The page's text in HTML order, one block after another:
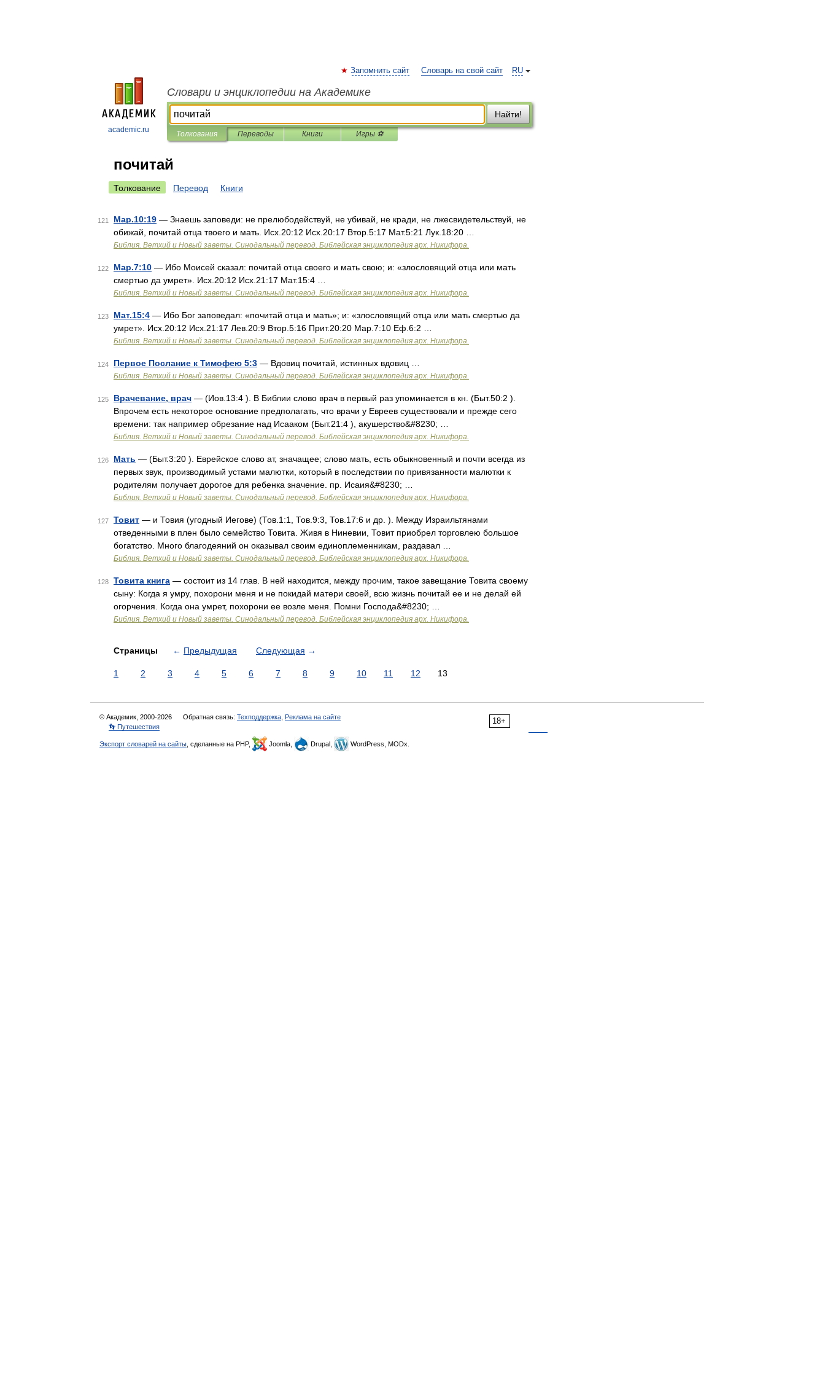
academic.ru
RU
Запомнить сайт Словарь на свой сайт
Словари и энциклопедии на Академике
Найти!
Толкования Переводы Книги Игры ⚽
почитай
Толкование Перевод Книги
121 Мар.10:19 — Знаешь заповеди: не прелюбодействуй, не убивай, не кради, не лжесвидетельствуй, не
обижай, почитай отца твоего и мать. Исх.20:12 Исх.20:17 Втор.5:17 Мат.5:21 Лук.18:20 …
Библия. Ветхий и Новый заветы. Синодальный перевод. Библейская энциклопедия арх. Никифора.
122 Мар.7:10 — Ибо Моисей сказал: почитай отца своего и мать свою; и: «злословящий отца или мать
смертью да умрет». Исх.20:12 Исх.21:17 Мат.15:4 …
Библия. Ветхий и Новый заветы. Синодальный перевод. Библейская энциклопедия арх. Никифора.
123 Мат.15:4 — Ибо Бог заповедал: «почитай отца и мать»; и: «злословящий отца или мать смертью да
умрет». Исх.20:12 Исх.21:17 Лев.20:9 Втор.5:16 Прит.20:20 Мар.7:10 Еф.6:2 …
Библия. Ветхий и Новый заветы. Синодальный перевод. Библейская энциклопедия арх. Никифора.
124 Первое Послание к Тимофею 5:3 — Вдовиц почитай, истинных вдовиц …
Библия. Ветхий и Новый заветы. Синодальный перевод. Библейская энциклопедия арх. Никифора.
125 Врачевание, врач — (Иов.13:4 ). В Библии слово врач в первый раз упоминается в кн. (Быт.50:2 ).
Впрочем есть некоторое основание предполагать, что врачи у Евреев существовали и прежде сего
времени: так например обрезание над Исааком (Быт.21:4 ), акушерство&#8230; …
Библия. Ветхий и Новый заветы. Синодальный перевод. Библейская энциклопедия арх. Никифора.
126 Мать — (Быт.3:20 ). Еврейское слово ат, значащее; слово мать, есть обыкновенный и почти всегда из
первых звук, производимый устами малютки, который в последствии по привязанности малютки к
родителям получает дорогое для ребенка значение. пр. Исаия&#8230; …
Библия. Ветхий и Новый заветы. Синодальный перевод. Библейская энциклопедия арх. Никифора.
127 Товит — и Товия (угодный Иегове) (Тов.1:1, Тов.9:3, Тов.17:6 и др. ). Между Израильтянами
отведенными в плен было семейство Товита. Живя в Ниневии, Товит приобрел торговлею большое
богатство. Много благодеяний он оказывал своим единоплеменникам, раздавал …
Библия. Ветхий и Новый заветы. Синодальный перевод. Библейская энциклопедия арх. Никифора.
128 Товита книга — состоит из 14 глав. В ней находится, между прочим, такое завещание Товита своему
сыну: Когда я умру, похорони меня и не покидай матери своей, всю жизнь почитай ее и не делай ей
огорчения. Когда она умрет, похорони ее возле меня. Помни Господа&#8230; …
Библия. Ветхий и Новый заветы. Синодальный перевод. Библейская энциклопедия арх. Никифора.
Страницы ← Предыдущая Следующая →
1 2 3 4 5 6 7 8 9 10 11 12 13
18+
© Академик, 2000-2026 Обратная связь: Техподдержка Реклама на сайте
👣 Путешествия
Экспорт словарей на сайты , сделанные на PHP, Joomla, Drupal, WordPress, MODx.